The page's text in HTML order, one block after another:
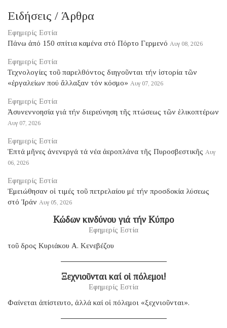
Ειδήσεις / Άρθρα
Εφημερίς Εστία
Πάνω ἀπό 150 σπίτια καμένα στό Πόρτο Γερμενό Αυγ 08, 2026
Εφημερίς Εστία
Τεχνολογίες τοῦ παρελθόντος διηγοῦνται τήν ἱστορία τῶν
«ἐργαλείων πού ἄλλαξαν τόν κόσμο» Αυγ 07, 2026
Εφημερίς Εστία
Ἀσυνεννοησία γιά τήν διερεύνηση τῆς πτώσεως τῶν ἑλικοπτέρων
Αυγ 07, 2026
Εφημερίς Εστία
Ἑπτά μῆνες ἀνενεργά τά νέα ἀεροπλάνα τῆς Πυροσβεστικῆς Αυγ
06, 2026
Εφημερίς Εστία
Ἐμειώθησαν οἱ τιμές τοῦ πετρελαίου μέ τήν προσδοκία λύσεως
στό Ἰράν Αυγ 05, 2026
Κώδων κινδύνου γιά τήν Κύπρο
Εφημερίς Εστία
τοῦ δρος Κυριάκου Α. Κενεβέζου
Ξεχνιοῦνται καί οἱ πόλεμοι!
Εφημερίς Εστία
Φαίνεται ἀπίστευτο, ἀλλά καί οἱ πόλεμοι «ξεχνιοῦνται».